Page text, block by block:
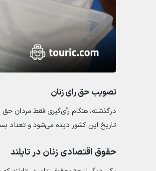
تصویب حق رای زنان
درگذشته، هنگام رأی‌گیری فقط مردان حق
تاریخ این کشور دیده می‌شود و تعداد
حقوق اقتصادی زنان در تایلند